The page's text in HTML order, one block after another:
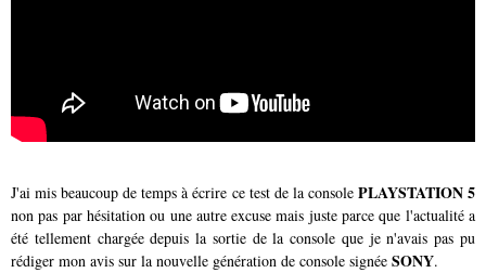
J'ai mis beaucoup de temps à écrire ce test de la console PLAYSTATION 5
non pas par hésitation ou une autre excuse mais juste parce que l'actualité a
été tellement chargée depuis la sortie de la console que je n'avais pas pu
rédiger mon avis sur la nouvelle génération de console signée SONY.